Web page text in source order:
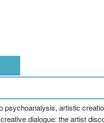
artistic
dialogue: the artist